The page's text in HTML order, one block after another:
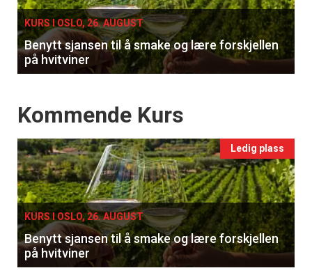
×
Få ukentlige nyhetsbrev fra
Apéritif
Vi tilbyr flere ukentlige nyhetsbrev. Du
KURS I OSLO, 26. AUGUST
Benytt sjansen til å smake og lære forskjellen
på hvitviner
Events
Kommende Kurs
Ledig plass
KURS I OSLO, 26. AUGUST
Benytt sjansen til å smake og lære forskjellen
på hvitviner